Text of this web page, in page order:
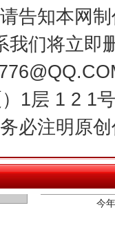
告知本网
我们将立即
1层 1 2 1
必注明原今